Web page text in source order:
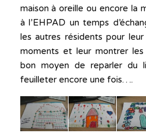
maison à oreille ou encore la
à l’EHPAD un temps
les autres résidents pour
moments et leur montrer les
bon moyen de reparler du
feuilleter encore une fois….